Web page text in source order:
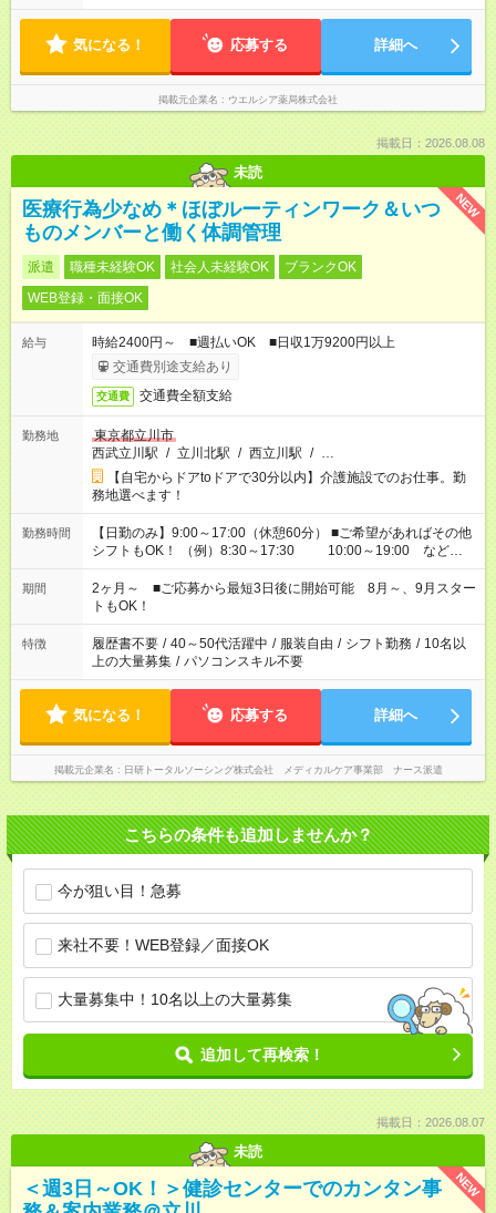
間～応相談 ☆週2日～応相談 ※勤務曜日応相談 ※夕方帯 日曜勤
気になる！ 応募する 詳細へ
掲載元企業名 ウエルシア薬局株式会社
掲載日：2026.08.08
未読
NEW
医療行為少なめ＊ほぼルーティンワーク＆いつ
ものメンバーと働く体調管理
派遣 職種未経験OK 社会人未経験OK
ブランクOK
WEB登録・面接OK
給与
時給2400円～ ■週払いOK ■日収1万9200円以上
交通費別途支給あり
交通費 交通費全額支給
勤務地
東京都立川市
西武立川駅 / 立川北駅 / 西立川駅 / …
【自宅からドアtoドアで30分以内】介護施設でのお仕事。勤
務地選べます！
勤務時間
【日勤のみ】9:00～17:00（休憩60分） ■ご希望があればその他
シフトもOK！ （例）8:30～17:30 10:00～19:00 など
「家族とお休みを合わせたい」 「できれば残業はしたくない」
など、あなたのご希望に沿ったお仕事をご紹介します！ ※Wワ
ーク希望の方へ 今ご覧のお仕事で希望する勤務時間と、もう1つ
のお仕事の勤務時間。 合計で週40時間を超える場合は応募でき
ません
期間
2ヶ月～ ■ご応募から最短3日後に開始可能 8月～、9月スター
トもOK！
特徴 履歴書不要 / 40～50代活躍中 / 服装自由 / シフト勤務 / 10名以
上の大量募集 / パソコンスキル不要
気になる！ 応募する 詳細へ
掲載元企業名 日研トータルソーシング株式会社 メディカルケア事業部 ナース派遣
こちらの条件も追加しませんか？
今が狙い目！急募
来社不要！WEB登録／面接OK
大量募集中！10名以上の大量募集
追加して再検索！
掲載日：2026.08.07
未読
NEW
＜週3日～OK！＞健診センターでのカンタン事